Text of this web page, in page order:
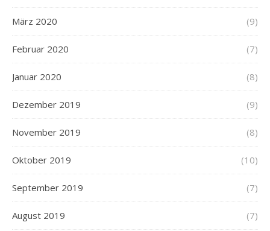
März 2020 (9)
Februar 2020 (7)
Januar 2020 (8)
Dezember 2019 (9)
November 2019 (8)
Oktober 2019 (10)
September 2019 (7)
August 2019 (7)